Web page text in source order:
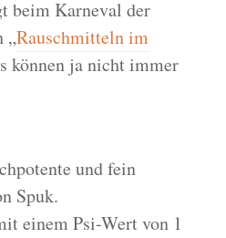
beim Karneval der
„Rauschmitteln im
können ja nicht immer
und fein
Spuk.
einem Psi-Wert von 1